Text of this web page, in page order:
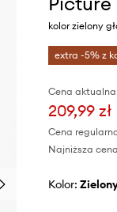
kolor zielony
extra -5% z
Cena
209,99 zł
Cena
Najniższa
Kolor: